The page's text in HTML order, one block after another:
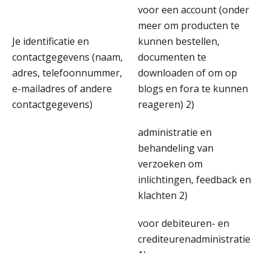
Je identificatie en
contactgegevens (naam,
adres, telefoonnummer,
e-mailadres of andere
contactgegevens)
voor een account (onder
meer om producten te
kunnen bestellen,
documenten te
downloaden of om op
blogs en fora te kunnen
reageren) 2)
administratie en
behandeling van
verzoeken om
inlichtingen, feedback en
klachten 2)
voor debiteuren- en
crediteurenadministratie
Jurriën van der Heijden
Ognjen Soldat
Imke Bos